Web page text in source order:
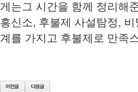
게는그 시간을 함께 정리해
흥신소, 후불제 사설탐정,
계를 가지고 후불제로 만족